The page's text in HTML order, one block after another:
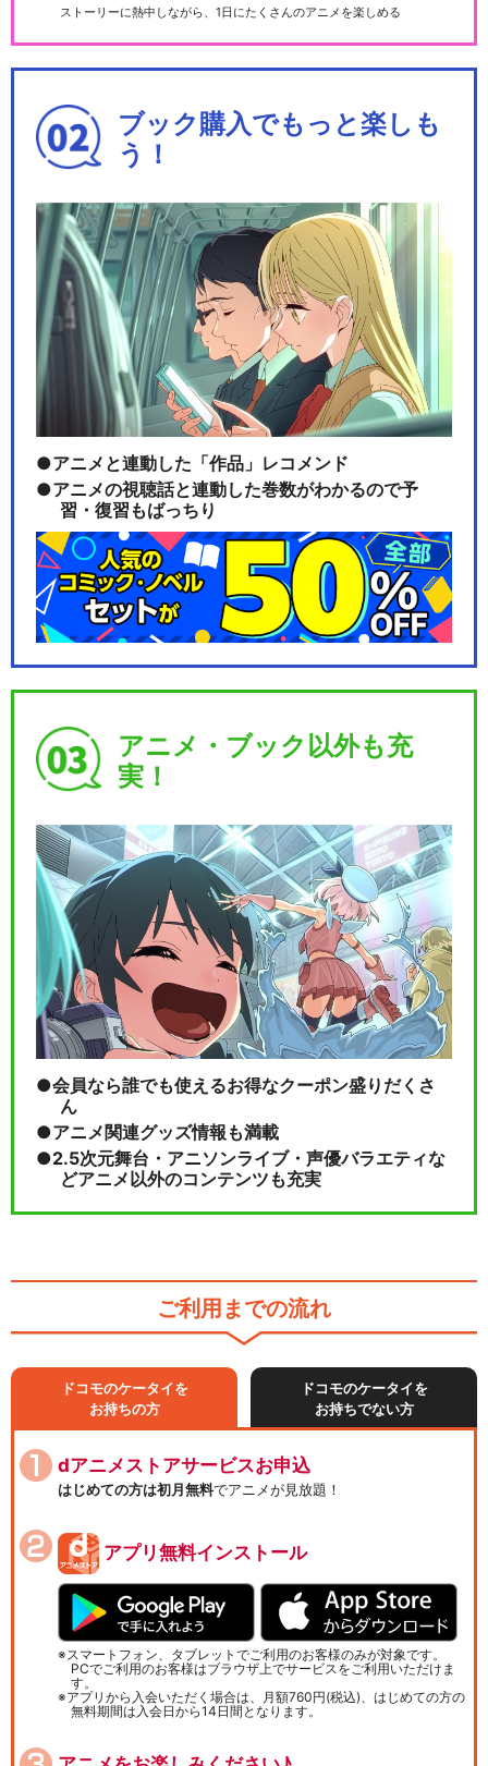
ストーリーに熱中しながら、1日にたくさんのアニメを楽しめる
ブック購入でもっと楽しも
う！
アニメと連動した「作品」レコメンド
アニメの視聴話と連動した巻数がわかるので予
習・復習もばっちり
アニメ・ブック以外も充
実！
会員なら誰でも使えるお得なクーポン盛りだくさ
ん
アニメ関連グッズ情報も満載
2.5次元舞台・アニソンライブ・声優バラエティな
どアニメ以外のコンテンツも充実
ご利用までの流れ
ドコモのケータイを
お持ちの方
ドコモのケータイを
お持ちでない方
dアニメストアサービスお申込
はじめての方は初月無料でアニメが見放題！
アプリ無料インストール
スマートフォン、タブレットでご利用のお客様のみが対象です。
PCでご利用のお客様はブラウザ上でサービスをご利用いただけま
す。
アプリから入会いただく場合は、月額760円(税込)、はじめての方の
無料期間は入会日から14日間となります。